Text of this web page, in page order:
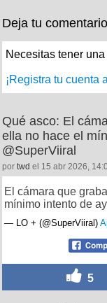
Deja tu comentario
Necesitas tener
¡Registra tu cuenta
Qué asco: El
ella no hace el
@SuperViiral
por twd el 15 abr 2026,
El cámara que
mínimo intento de
— LO + (@SuperViiral)
5